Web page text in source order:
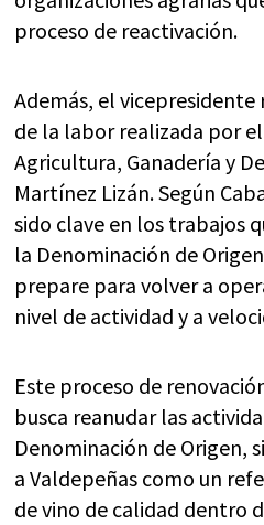
proceso de reactivación.
Además, el
de la labor realizada por
Agricultura, Ganadería y
Martínez Lizán. Según
sido clave en los trabajos
la Denominación de
prepare para volver a
nivel de actividad y a
Este proceso de
busca reanudar las
Denominación de Origen,
a Valdepeñas como un
de vino de calidad dentro